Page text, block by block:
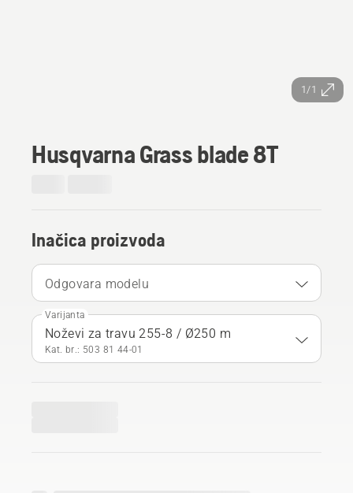
1/1
Husqvarna Grass blade 8T
Inačica proizvoda
Odgovara modelu
Varijanta
Noževi za travu 255-8 / Ø250 m
Kat. br.: 503 81 44‑01